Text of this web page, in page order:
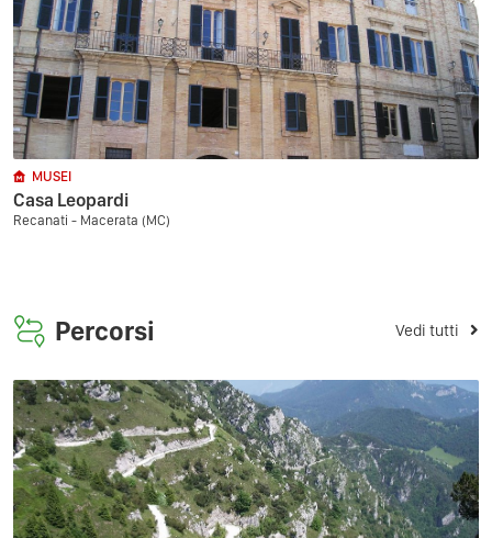
MUSEI
Casa Leopardi
Recanati - Macerata (MC)
Percorsi Vedi tutti